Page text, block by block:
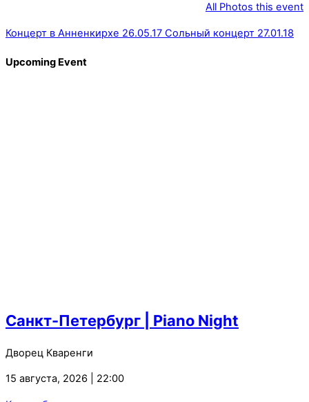
All Photos this event
Концерт в Анненкирхе 26.05.17 Сольный концерт 27.01.18
Upcoming Event
Санкт-Петербург | Piano Night
Дворец Кваренги
15 августа, 2026 | 22:00